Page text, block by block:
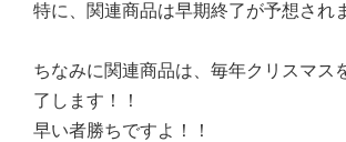
特に、関連商品は早期終了が予想され
ちなみに関連商品は、毎年クリスマス
了します！！
早い者勝ちですよ！！